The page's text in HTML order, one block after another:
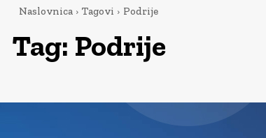
Naslovnica Tagovi Podrije
Tag: Podrije